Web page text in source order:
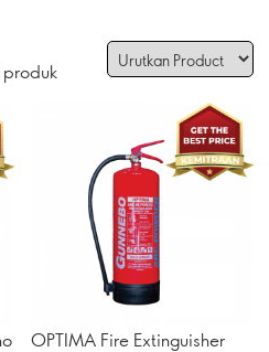
OPTIMA Fire Extinguisher